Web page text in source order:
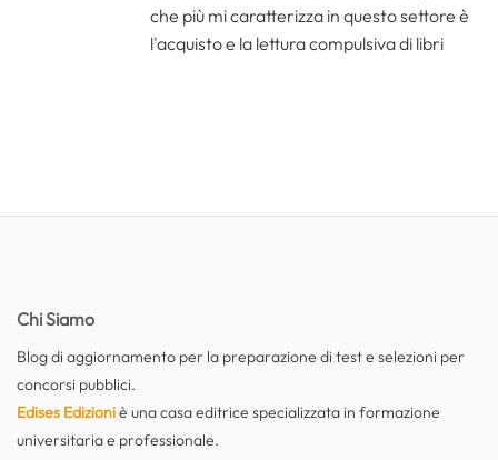
che più mi caratterizza in questo settore è
l'acquisto e la lettura compulsiva di libri
Chi Siamo
Blog di aggiornamento per la preparazione di test e selezioni per
concorsi pubblici.
Edises Edizioniè una casa editrice specializzata in formazione
universitaria e professionale.